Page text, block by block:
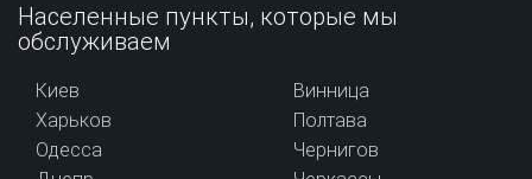
Населенные пункты, которые мы
обслуживаем
Киев
Харьков
Одесса
Винница
Полтава
Чернигов